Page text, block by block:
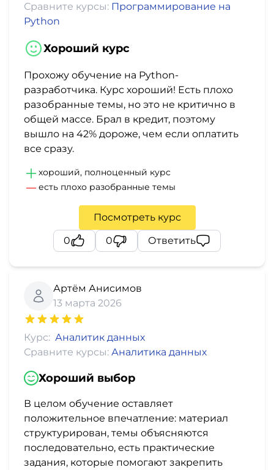
Сравните курсы: Программирование на
Python
Хороший курс
Прохожу обучение на Python-
разработчика. Курс хороший! Есть плохо
разобранные темы, но это не критично в
общей массе. Брал в кредит, поэтому
вышло на 42% дороже, чем если оплатить
все сразу.
хороший, полноценный курс
есть плохо разобранные темы
Посмотреть курс
0
0 Ответить
Артём Анисимов
13 марта 2026
Курс: Аналитик данных
Сравните курсы: Аналитика данных
Хороший выбор
В целом обучение оставляет
положительное впечатление: материал
структурирован, темы объясняются
последовательно, есть практические
задания, которые помогают закрепить